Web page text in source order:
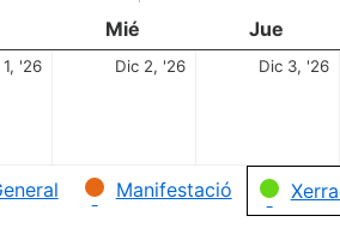
Mié Jue
'26 Dic 2, '26 Dic 3, '26
Manifestació